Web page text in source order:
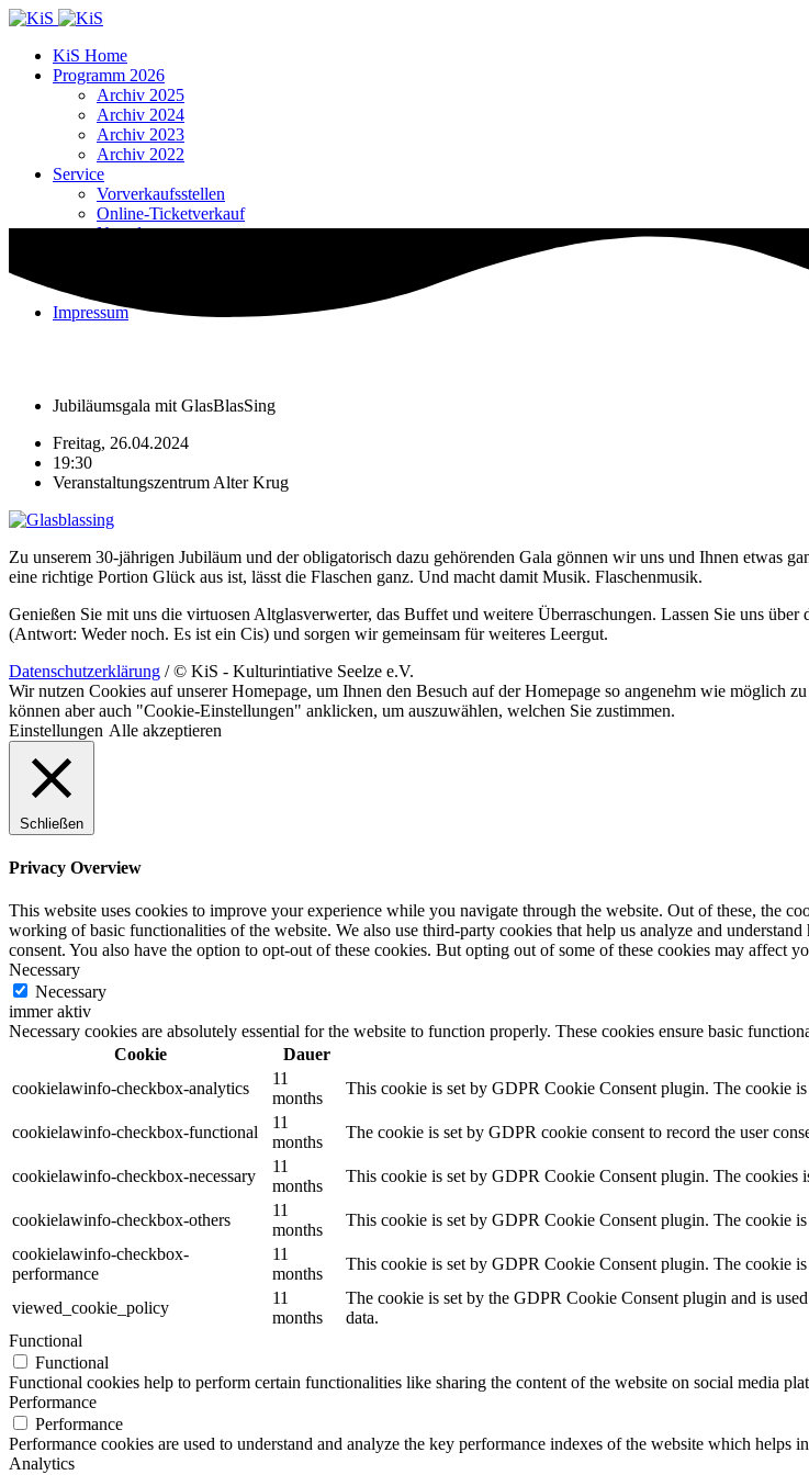
KiS Home
Programm 2026
Archiv 2025
Archiv 2024
Archiv 2023
Archiv 2022
Service
Vorverkaufsstellen
Online-Ticketverkauf
Newsletter
Impressum
Jubiläumsgala mit GlasBlasSing
Freitag, 26.04.2024
19:30
Veranstaltungszentrum Alter Krug
Zu unserem 30-jährigen Jubiläum und der obligatorisch dazu gehörenden Gala gönnen wir uns und Ihnen etwas
eine richtige Portion Glück aus ist, lässt die Flaschen ganz. Und macht damit Musik. Flaschenmusik.
Genießen Sie mit uns die virtuosen Altglasverwerter, das Buffet und weitere Überraschungen. Lassen Sie uns
(Antwort: Weder noch. Es ist ein Cis) und sorgen wir gemeinsam für weiteres Leergut.
Datenschutzerklärung / © KiS - Kulturintiative Seelze e.V.
Wir nutzen Cookies auf unserer Homepage, um Ihnen den Besuch auf der Homepage so angenehm wie
können aber auch "Cookie-Einstellungen" anklicken, um auszuwählen, welchen Sie zustimmen.
Einstellungen Alle akzeptieren
Schließen
Privacy Overview
This website uses cookies to improve your experience while you navigate through the website. Out of these, the
working of basic functionalities of the website. We also use third-party cookies that help us analyze and
consent. You also have the option to opt-out of these cookies. But opting out of some of these cookies may affect
Necessary
Necessary
immer aktiv
Necessary cookies are absolutely essential for the website to function properly. These cookies ensure basic
Cookie
Dauer
cookielawinfo-checkbox-analytics
11
months
This cookie is set by GDPR Cookie Consent plugin. The cookie
cookielawinfo-checkbox-functional
11
months
The cookie is set by GDPR cookie consent to record the user
cookielawinfo-checkbox-necessary
11
months
This cookie is set by GDPR Cookie Consent plugin. The cookies
cookielawinfo-checkbox-others
11
months
This cookie is set by GDPR Cookie Consent plugin. The cookie
cookielawinfo-checkbox-
performance
11
months
This cookie is set by GDPR Cookie Consent plugin. The cookie
viewed_cookie_policy
11
months
The cookie is set by the GDPR Cookie Consent plugin and is
data.
Functional
Functional
Functional cookies help to perform certain functionalities like sharing the content of the website on social media
Performance
Performance
Performance cookies are used to understand and analyze the key performance indexes of the website which helps
Analytics